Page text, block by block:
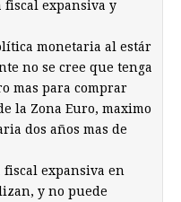
expansiva y
monetaria al estár
no se cree que tenga
mas para comprar
la Zona Euro, maximo
dos años mas de
fiscal expansiva en
y no puede